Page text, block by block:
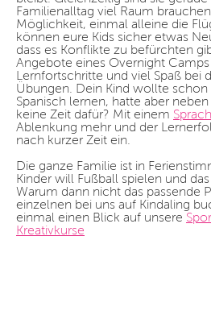
Familienalltag viel Raum
Möglichkeit, einmal alleine die
können eure Kids sicher etwas
dass es Konflikte zu befürchten
Angebote eines Overnight
Lernfortschritte und viel Spaß bei
Übungen. Dein Kind wollte
Spanisch lernen, hatte aber
keine Zeit dafür? Mit einem
Ablenkung mehr und der
nach kurzer Zeit ein.
Die ganze Familie ist in
Kinder will Fußball spielen und
Warum dann nicht das passende
einzelnen bei uns auf Kindaling
einmal einen Blick auf unsere
Kreativkurse